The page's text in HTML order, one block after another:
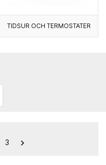
TIDSUR OCH TERMOSTATER
3 